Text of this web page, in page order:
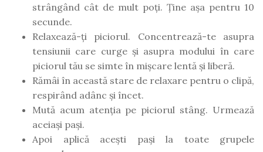
strângând cât de mult poți. Ține așa pentru 10
secunde.
Relaxează-ți piciorul. Concentrează-te asupra
tensiunii care curge și asupra modului în care
piciorul tău se simte în mișcare lentă și liberă.
Rămâi în această stare de relaxare pentru o clipă,
respirând adânc și încet.
Mută acum atenția pe piciorul stâng. Urmează
aceiași pași.
Apoi aplică acești pași la toate grupele